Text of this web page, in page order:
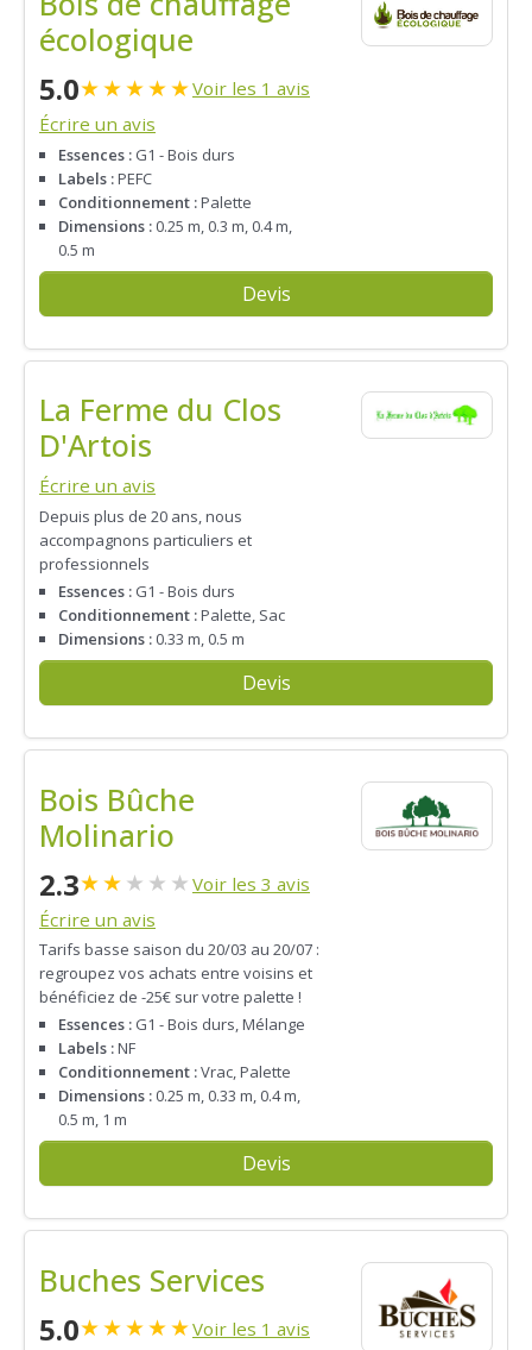
écologique
5.0★★★★★Voir les 1 avis
Écrire un avis
Essences : G1 - Bois durs
Labels :PEFC
Conditionnement :Palette
Dimensions : 0.25 m, 0.3 m, 0.4 m,
0.5 m
Devis
La Ferme du Clos
D'Artois
Écrire un avis
Depuis plus de 20 ans, nous
accompagnons particuliers et
professionnels
Essences : G1 - Bois durs
Conditionnement :Palette, Sac
Dimensions : 0.33 m, 0.5 m
Devis
Bois Bûche
Molinario
2.3★★★ ★ ★ Voir les 3 avis
Écrire un avis
Tarifs basse saison du 20/03 au 20/07 :
regroupez vos achats entre voisins et
bénéficiez de -25€ sur votre palette !
Essences : G1 - Bois durs, Mélange
Labels :NF
Conditionnement :Vrac, Palette
Dimensions : 0.25 m, 0.33 m, 0.4 m,
0.5 m, 1 m
Devis
Buches Services
5.0★★★★★Voir les 1 avis